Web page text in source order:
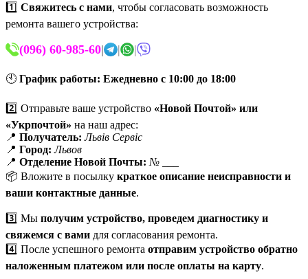
1️⃣ Свяжитесь с нами, чтобы согласовать возможность
ремонта вашего устройства:
(096) 60-985-60| | |
🕙 График работы: Ежедневно с 10:00 до 18:00
2️⃣ Отправьте ваше устройство «Новой Почтой» или
«Укрпочтой» на наш адрес:
📍 Получатель: Львів Сервіс
📍 Город: Львов
📍 Отделение Новой Почты: № ___
📦 Вложите в посылку краткое описание неисправности и
ваши контактные данные.
3️⃣ Мы получим устройство, проведем диагностику и
свяжемся с вами для согласования ремонта.
4️⃣ После успешного ремонта отправим устройство обратно
наложенным платежом или после оплаты на карту.